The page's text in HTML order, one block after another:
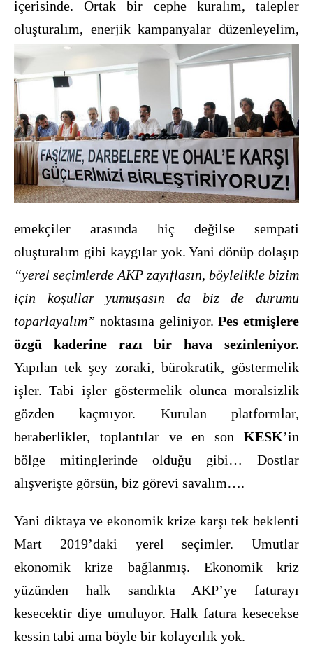
içerisinde. Ortak bir cephe kuralım, talepler
oluşturalım, enerjik kampanyalar düzenleyelim,
emekçiler arasında hiç değilse sempati
oluşturalım gibi kaygılar yok. Yani dönüp dolaşıp
“yerel seçimlerde AKP zayıflasın, böylelikle bizim
için koşullar yumuşasın da biz de durumu
toparlayalım” noktasına geliniyor. Pes etmişlere
özgü kaderine razı bir hava sezinleniyor.
Yapılan tek şey zoraki, bürokratik, göstermelik
işler. Tabi işler göstermelik olunca moralsizlik
gözden kaçmıyor. Kurulan platformlar,
beraberlikler, toplantılar ve en son KESK’in
bölge mitinglerinde olduğu gibi… Dostlar
alışverişte görsün, biz görevi savalım….
Yani diktaya ve ekonomik krize karşı tek beklenti
Mart 2019’daki yerel seçimler. Umutlar
ekonomik krize bağlanmış. Ekonomik kriz
yüzünden halk sandıkta AKP’ye faturayı
kesecektir diye umuluyor. Halk fatura kesecekse
kessin tabi ama böyle bir kolaycılık yok.